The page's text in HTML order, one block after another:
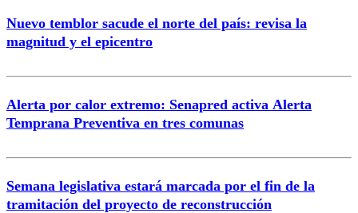
Nuevo temblor sacude el norte del país: revisa la
magnitud y el epicentro
Alerta por calor extremo: Senapred activa Alerta
Temprana Preventiva en tres comunas
Semana legislativa estará marcada por el fin de la
tramitación del proyecto de reconstrucción